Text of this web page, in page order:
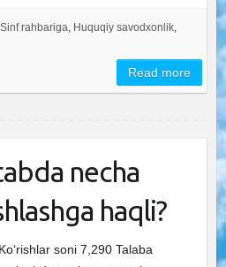
Sinf rahbariga, Huquqiy savodxonlik,
Read more
necha
haqli?
Ko‘rishlar soni 7,290 Talaba